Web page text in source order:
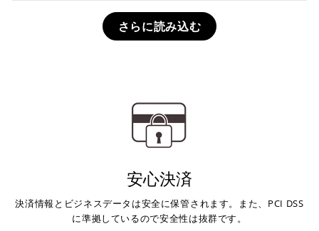
さらに読み込む
安心決済
決済情報とビジネスデータは安全に保管されます。また、PCI DSS
に準拠しているので安全性は抜群です。